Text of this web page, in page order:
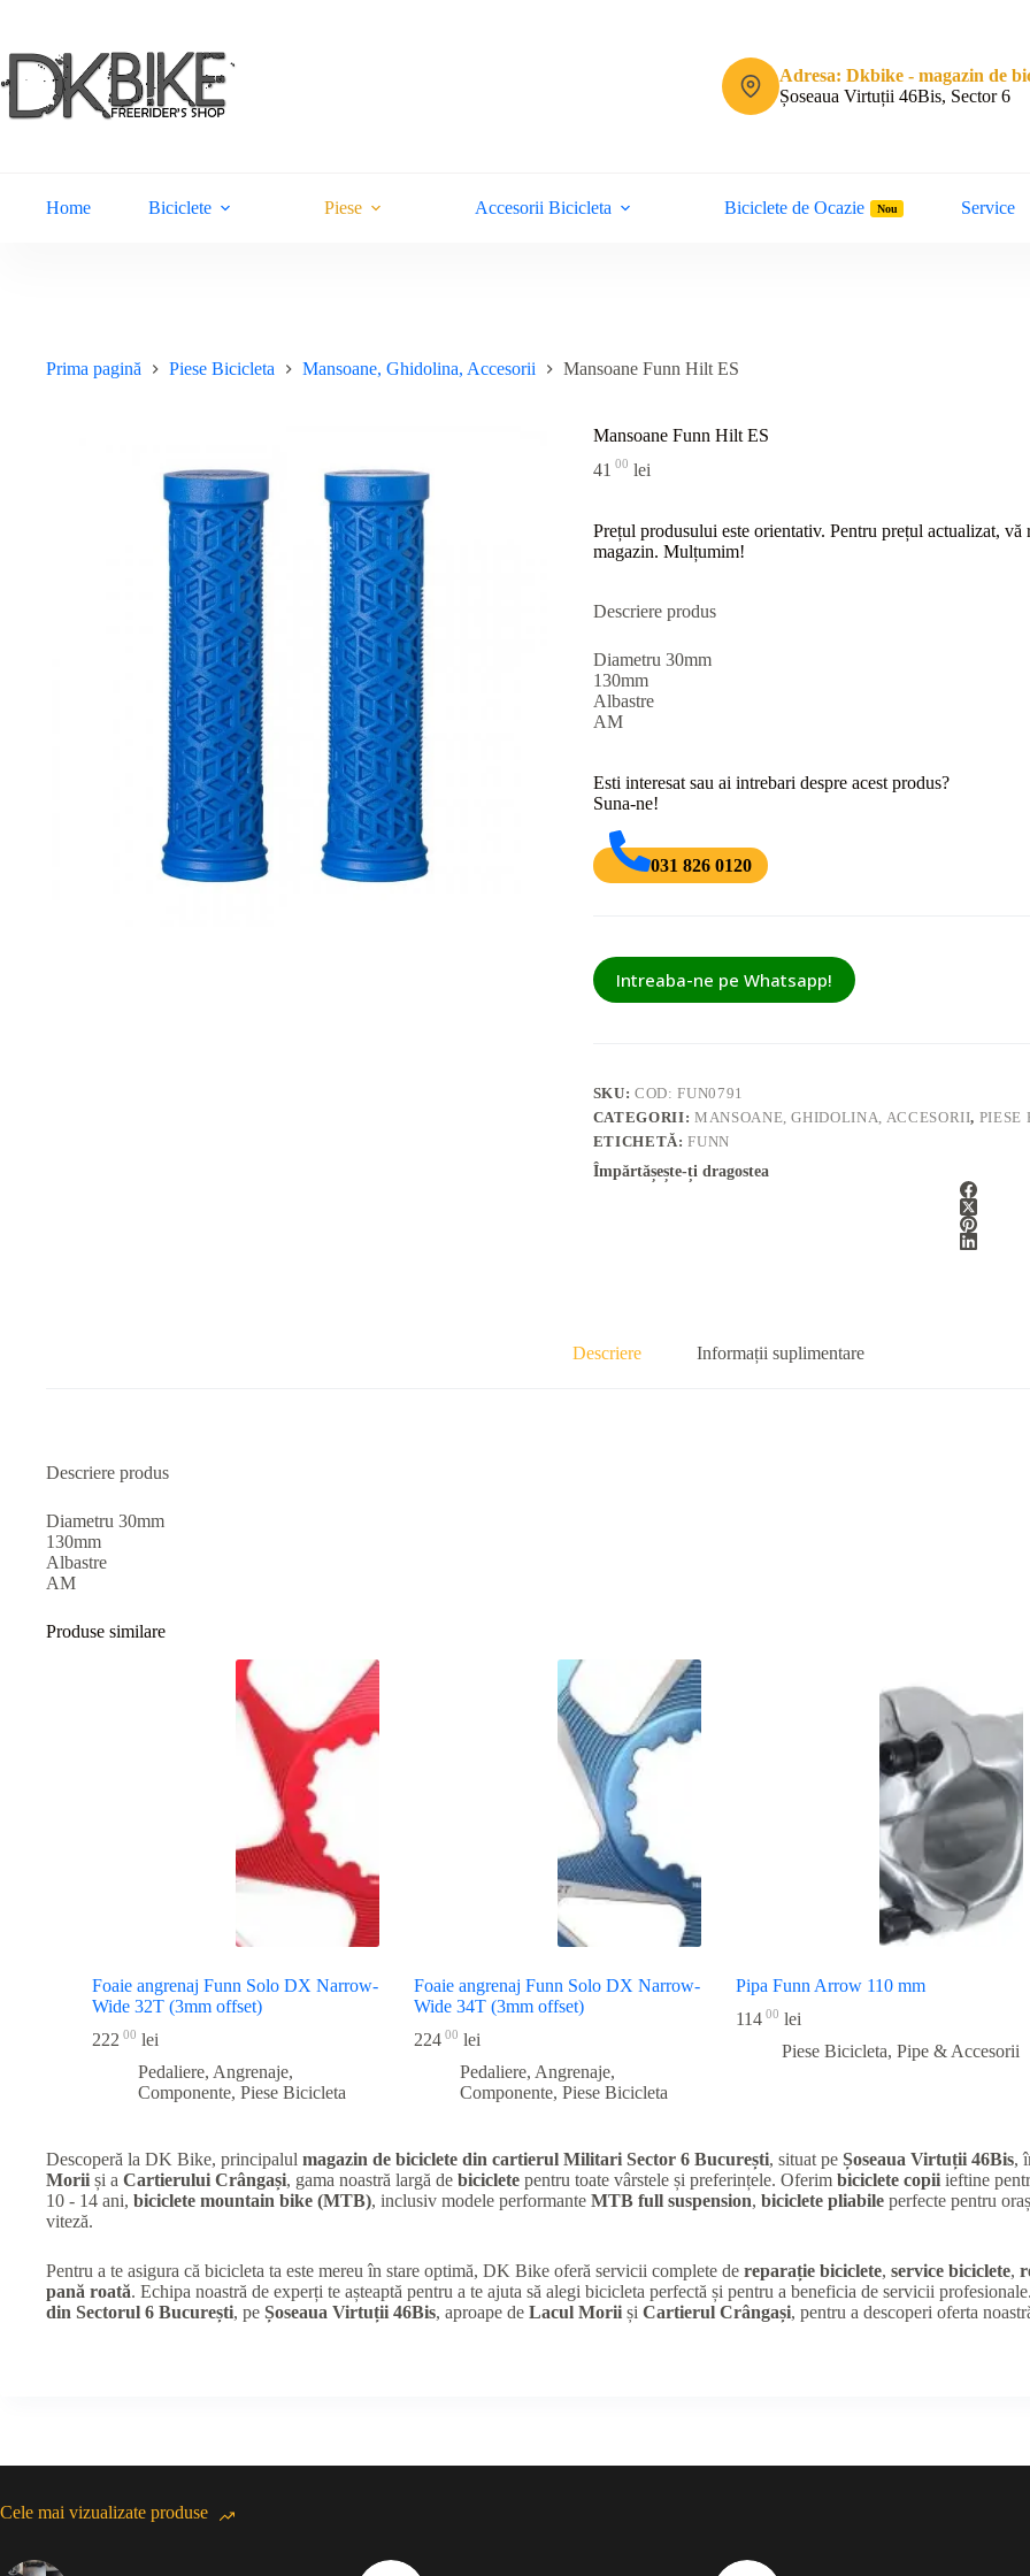
conținut
Adresa: Dkbike - magazin de
Șoseaua Virtuții 46Bis, Sector 6
Home Biciclete Piese Accesorii Bicicleta Biciclete de Ocazie Nou Service
Prima pagină Piese Bicicleta Mansoane, Ghidolina, Accesorii Mansoane Funn Hilt ES
Mansoane Funn Hilt ES
41 00 lei
Prețul produsului este orientativ. Pentru prețul actualizat, vă
magazin. Mulțumim!
Descriere produs
Diametru 30mm
130mm
Albastre
AM
Esti interesat sau ai intrebari despre acest produs?
Suna-ne!
031 826 0120
Intreaba-ne pe Whatsapp!
SKU:COD: FUN0791
CATEGORII: MANSOANE, GHIDOLINA, ACCESORII, PIESE
ETICHETĂ:FUNN
Împărtășește-ți dragostea
Descriere Informații suplimentare
Descriere produs
Diametru 30mm
130mm
Albastre
AM
Produse similare
Foaie angrenaj Funn Solo DX Narrow-
Wide 32T (3mm offset)
222 00 lei
Pedaliere, Angrenaje,
Componente, Piese Bicicleta
Foaie angrenaj Funn Solo DX Narrow-
Wide 34T (3mm offset)
224 00 lei
Pedaliere, Angrenaje,
Componente, Piese Bicicleta
Pipa Funn Arrow 110 mm
114 00 lei
Piese Bicicleta, Pipe & Accesorii
Descoperă la DK Bike, principalul magazin de biciclete din cartierul Militari Sector 6 București, situat pe Șoseaua Virtuții 46Bis,
Morii și a Cartierului Crângași, gama noastră largă de biciclete pentru toate vârstele și preferințele. Oferim biciclete copii ieftine
10 - 14 ani, biciclete mountain bike (MTB), inclusiv modele performante MTB full suspension, biciclete pliabile perfecte pentru
viteză.
Pentru a te asigura că bicicleta ta este mereu în stare optimă, DK Bike oferă servicii complete de reparație biciclete, service biciclete,
pană roată. Echipa noastră de experți te așteaptă pentru a te ajuta să alegi bicicleta perfectă și pentru a beneficia de servicii
din Sectorul 6 București, pe Șoseaua Virtuții 46Bis, aproape de Lacul Morii și Cartierul Crângași, pentru a descoperi oferta
Cele mai vizualizate produse